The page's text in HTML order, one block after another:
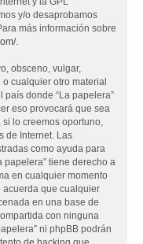
y/o desaprobamos
más información sobre
.
obsceno, vulgar,
cualquier otro material
donde “La papelera”
eso provocará que sea
lo creemos oportuno,
de Internet. Las
como ayuda para
papelera” tiene derecho a
en cualquier momento
acuerda que cualquier
en una base de
con ninguna
ni phpBB podrán